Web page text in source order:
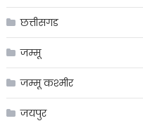
छत्तीसगड
जम्मू
जम्मू कश्मीर
जयपुर